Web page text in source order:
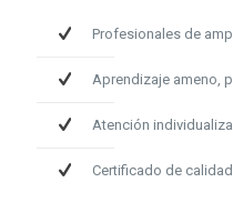
Profesionales de
Aprendizaje ameno,
Atención
Certificado de calidad